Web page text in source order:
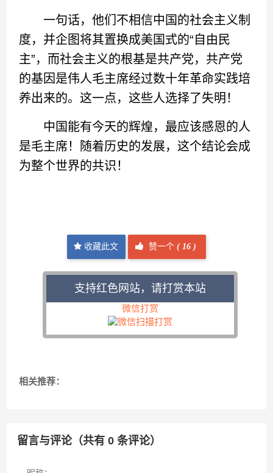
一句话，他们不相信中国的社会主义制
度，并企图将其置换成美国式的“自由民
主”，而社会主义的根基是共产党，共产党
的基因是伟人毛主席经过数十年革命实践培
养出来的。这一点，这些人选择了失明！
中国能有今天的辉煌，最应该感恩的人
是毛主席！随着历史的发展，这个结论会成
为整个世界的共识！
收藏此文 赞一个( 16 )
支持红色网站，请打赏本站
微信打赏
相关推荐：
留言与评论（共有0 条评论）